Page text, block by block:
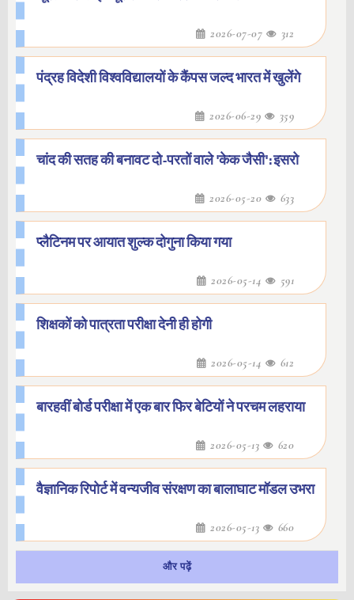
2026-07-07 312
पंद्रह विदेशी विश्वविद्यालयों के कैंपस जल्द भारत में खुलेंगे
2026-06-29 359
चांद की सतह की बनावट दो-परतों वाले 'केक जैसी': इसरो
2026-05-20 633
प्लैटिनम पर आयात शुल्क दोगुना किया गया
2026-05-14 591
शिक्षकों को पात्रता परीक्षा देनी ही होगी
2026-05-14 612
बारहवीं बोर्ड परीक्षा में एक बार फिर बेटियों ने परचम लहराया
2026-05-13 620
वैज्ञानिक रिपोर्ट में वन्यजीव संरक्षण का बालाघाट मॉडल उभरा
2026-05-13 660
और पढ़ें